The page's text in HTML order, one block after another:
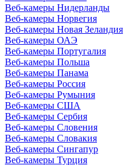
Веб-камеры Нидерланды
Веб-камеры Норвегия
Веб-камеры Новая Зеландия
Веб-камеры ОАЭ
Веб-камеры Португалия
Веб-камеры Польша
Веб-камеры Панама
Веб-камеры Россия
Веб-камеры Румыния
Веб-камеры США
Веб-камеры Сербия
Веб-камеры Словения
Веб-камеры Словакия
Веб-камеры Сингапур
Веб-камеры Турция